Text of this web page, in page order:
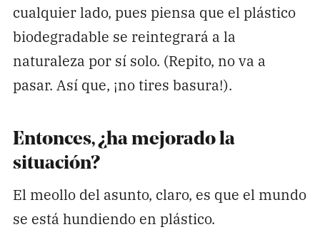
cualquier lado, pues piensa que el plástico
biodegradable se reintegrará a la
naturaleza por sí solo. (Repito, no va a
pasar. Así que, ¡no tires basura!).
Entonces, ¿ha mejorado la
situación?
El meollo del asunto, claro, es que el mundo
se está hundiendo en plástico.